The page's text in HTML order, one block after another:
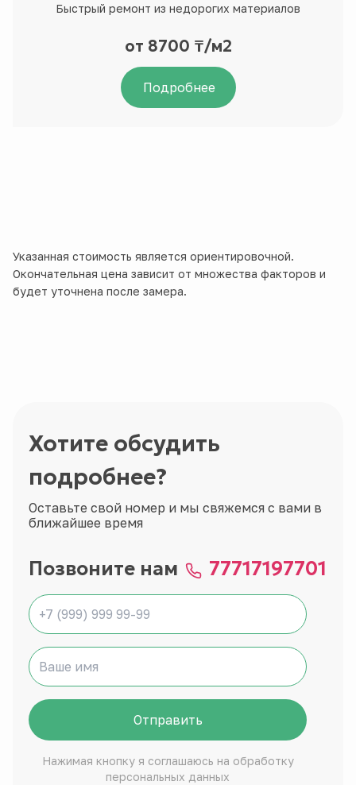
Быстрый ремонт из недорогих материалов
от 8700 ₸/м2
Подробнее
Указанная стоимость является ориентировочной.
Окончательная цена зависит от множества факторов и
будет уточнена после замера.
Хотите обсудить
подробнее?
Оставьте свой номер и мы свяжемся с вами в
ближайшее время
Позвоните нам 77717197701
Отправить
Нажимая кнопку я соглашаюсь на обработку
персональных данных